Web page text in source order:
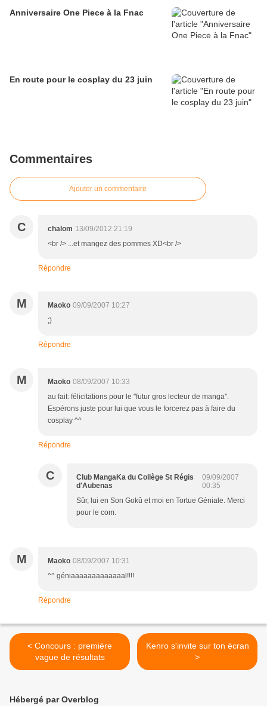
Anniversaire One Piece à la Fnac
En route pour le cosplay du 23 juin
Commentaires
Ajouter un commentaire
C chalom 13/09/2012 21:19
<br /> ...et mangez des pommes XD<br />
Répondre
M Maoko 09/09/2007 10:27
;)
Répondre
M Maoko 08/09/2007 10:33
au fait: félicitations pour le "futur gros lecteur de manga".
Espérons juste pour lui que vous le forcerez pas à faire du
cosplay ^^
Répondre
C
Club MangaKa du Collège St Régis
d'Aubenas
09/09/2007
00:35
Sûr, lui en Son Gokû et moi en Tortue Géniale. Merci
pour le com.
M Maoko 08/09/2007 10:31
^^ géniaaaaaaaaaaaaal!!!!
Répondre
< Concours : première
vague de résultats
Kenro s'invite sur ton écran
>
Hébergé par Overblog